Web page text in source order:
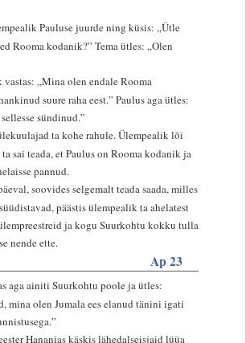
Pauluse juurde ning küsis: „Ütle
Rooma kodanik?” Tema ütles: „Olen
„Mina olen endale Rooma
suure raha eest.” Paulus aga ütles:
sündinud.”
ta kohe rahule. Ülempealik lõi
sai teada, et Paulus on Rooma kodanik ja
pannud.
soovides selgemalt teada saada, milles
päästis ülempealik ta ahelatest
ja kogu Suurkohtu kokku tulla
nende ette.
Ap 23
aga ainiti Suurkohtu poole ja ütles:
mina olen Jumala ees elanud tänini igati
Hananias käskis lähedalseisjaid lüüa